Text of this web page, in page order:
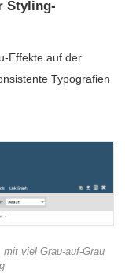
Styling-
Effekte auf der
Typografien
mit viel Grau-auf-Grau